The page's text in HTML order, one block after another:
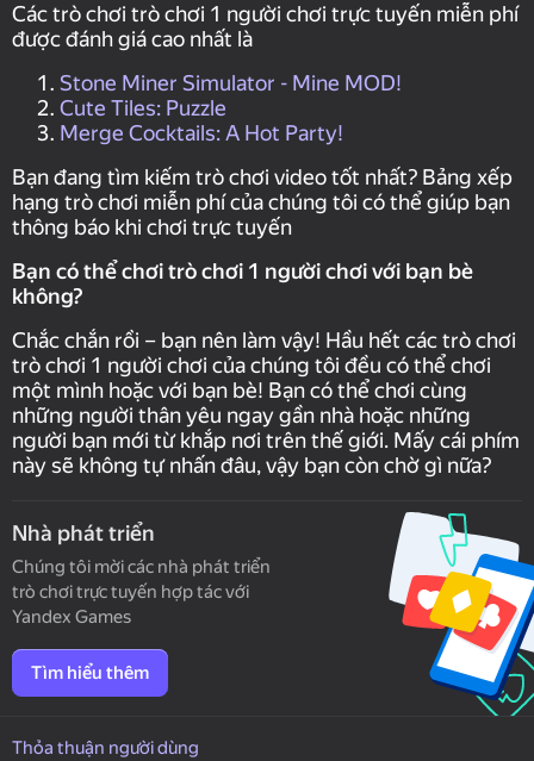
Các trò chơi trò chơi 1 người chơi trực tuyến miễn phí
được đánh giá cao nhất là
Stone Miner Simulator - Mine MOD!
Cute Tiles: Puzzle
Merge Cocktails: A Hot Party!
Bạn đang tìm kiếm trò chơi video tốt nhất? Bảng xếp
hạng trò chơi miễn phí của chúng tôi có thể giúp bạn
thông báo khi chơi trực tuyến
Bạn có thể chơi trò chơi 1 người chơi với bạn bè
không?
Chắc chắn rồi – bạn nên làm vậy! Hầu hết các trò chơi
trò chơi 1 người chơi của chúng tôi đều có thể chơi
một mình hoặc với bạn bè! Bạn có thể chơi cùng
những người thân yêu ngay gần nhà hoặc những
người bạn mới từ khắp nơi trên thế giới. Mấy cái phím
này sẽ không tự nhấn đâu, vậy bạn còn chờ gì nữa?
Nhà phát triển
Chúng tôi mời các nhà phát triển
trò chơi trực tuyến hợp tác với
Yandex Games
Tìm hiểu thêm
Thỏa thuận người dùng